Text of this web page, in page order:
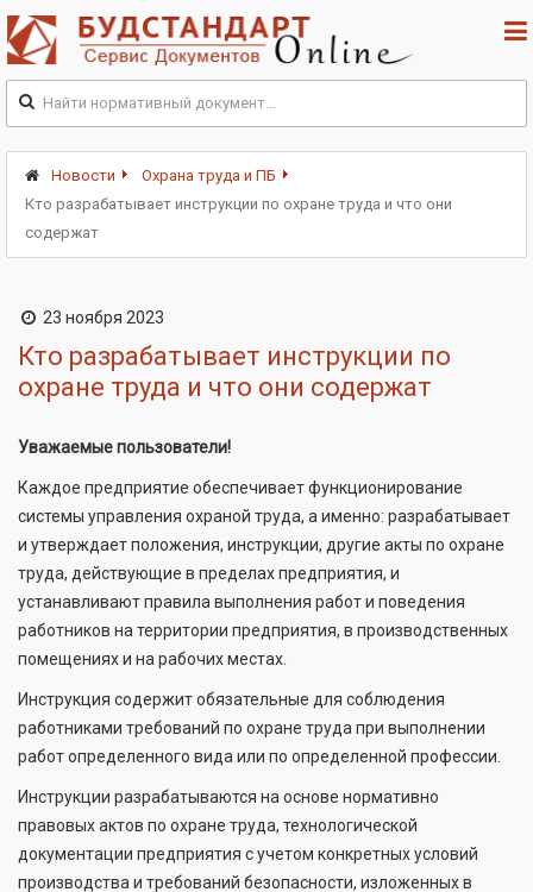
Новости
Охрана труда и ПБ
Кто разрабатывает инструкции по охране труда и что они
содержат
23 ноября 2023
Кто разрабатывает инструкции по
охране труда и что они содержат
Уважаемые пользователи!
Каждое предприятие обеспечивает функционирование
системы управления охраной труда, а именно: разрабатывает
и утверждает положения, инструкции, другие акты по охране
труда, действующие в пределах предприятия, и
устанавливают правила выполнения работ и поведения
работников на территории предприятия, в производственных
помещениях и на рабочих местах.
Инструкция содержит обязательные для соблюдения
работниками требований по охране труда при выполнении
работ определенного вида или по определенной профессии.
Инструкции разрабатываются на основе нормативно
правовых актов по охране труда, технологической
документации предприятия с учетом конкретных условий
производства и требований безопасности, изложенных в